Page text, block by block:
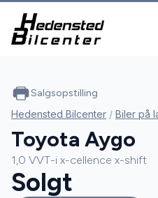
Salgsopstilling
Hedensted Bilcenter / Biler på
Toyota Aygo
1,0 VVT-i x-cellence x-shift
Solgt